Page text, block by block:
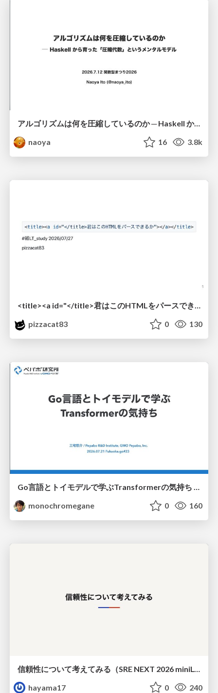
アルゴリズムは何を圧縮しているのか ─ Haskell から育った「圧縮代数」というメンタルモデル
naoya
16 3.8k
pizzacat83
0 130
Go言語とトイモデルで学ぶTransformerの気持ち / fukuokago23-transformer
monochromegane
0 160
hayama17
0 240